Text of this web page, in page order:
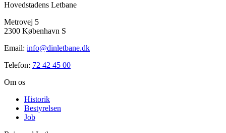
Hovedstadens Letbane
Metrovej 5
2300 København S
Email: info@dinletbane.dk
Telefon: 72 42 45 00
Om os
Historik
Bestyrelsen
Job